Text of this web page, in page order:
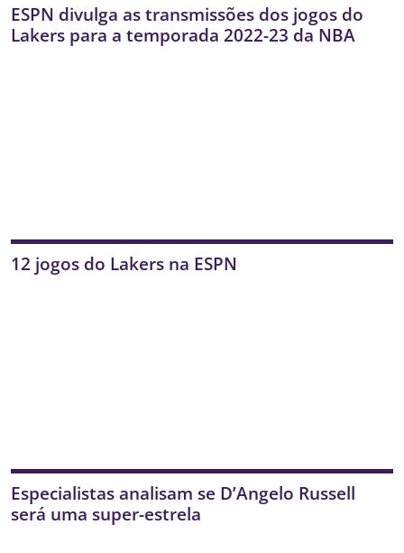
ESPN divulga as transmissões dos jogos do
Lakers para a temporada 2022-23 da NBA
12 jogos do Lakers na ESPN
Especialistas analisam se D’Angelo Russell
será uma super-estrela